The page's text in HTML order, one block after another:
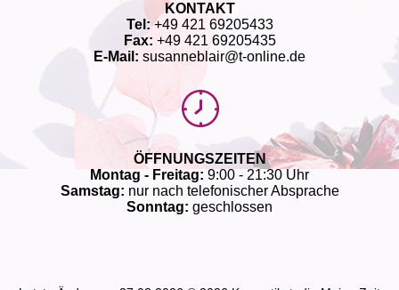
KONTAKT
Tel:+49 421 69205433
Fax: +49 421 69205435
E-Mail: susanneblair@t-online.de
ÖFFNUNGSZEITEN
Montag - Freitag: 9:00 - 21:30 Uhr
Samstag: nur nach telefonischer Absprache
Sonntag: geschlossen